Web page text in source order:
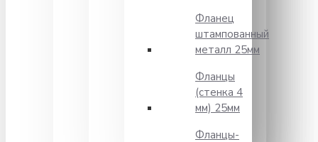
Фланец
штампованный
металл 25мм
Фланцы
(стенка 4
мм) 25мм
Фланцы-